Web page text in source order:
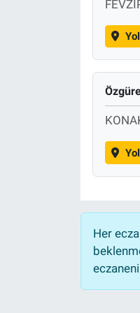
Her